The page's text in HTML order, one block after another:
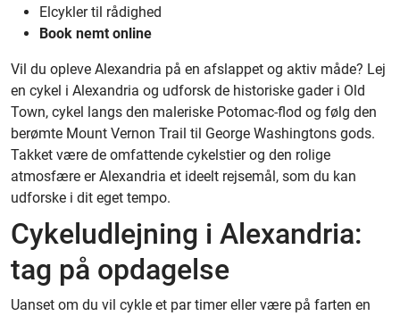
Elcykler til rådighed
Book nemt online
Vil du opleve Alexandria på en afslappet og aktiv måde? Lej
en cykel i Alexandria og udforsk de historiske gader i Old
Town, cykel langs den maleriske Potomac-flod og følg den
berømte Mount Vernon Trail til George Washingtons gods.
Takket være de omfattende cykelstier og den rolige
atmosfære er Alexandria et ideelt rejsemål, som du kan
udforske i dit eget tempo.
Cykeludlejning i Alexandria:
tag på opdagelse
Uanset om du vil cykle et par timer eller være på farten en